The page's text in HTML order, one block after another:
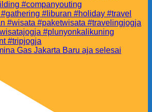
Gas Jakarta Baru aja selesai